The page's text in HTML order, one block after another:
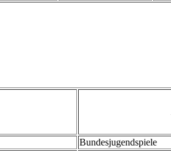
Bundesjugendspiele